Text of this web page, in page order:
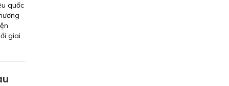
quốc
giai